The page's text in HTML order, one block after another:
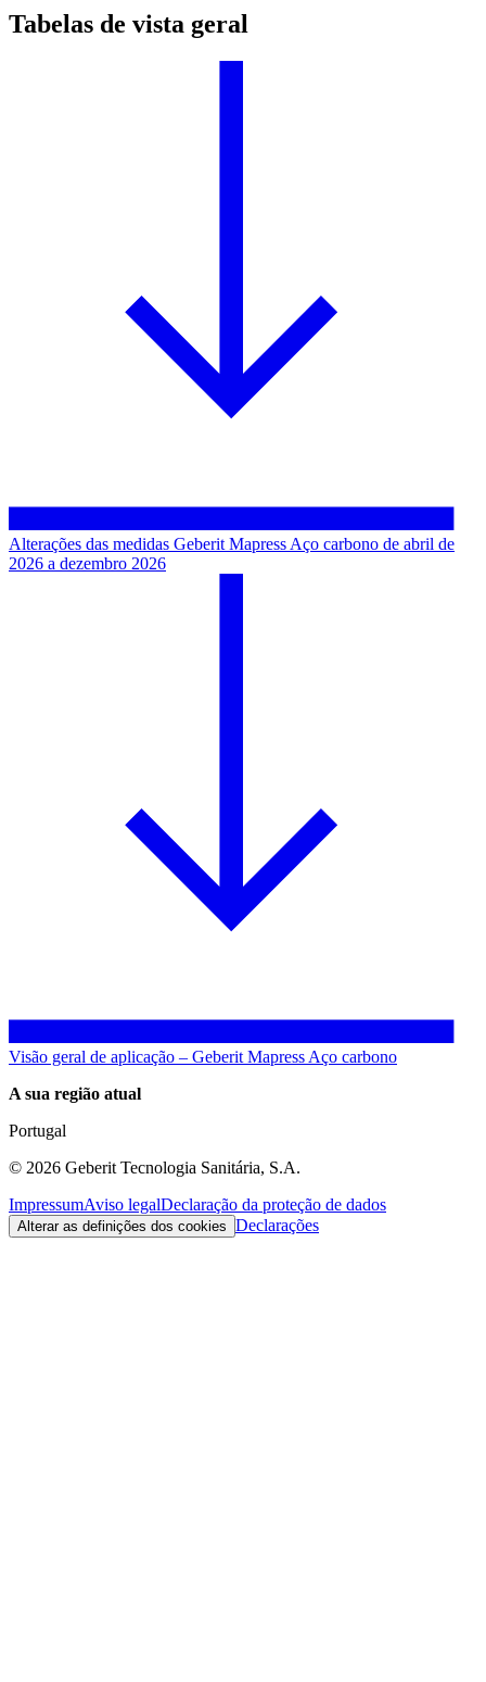
Tabelas de vista geral
Alterações das medidas Geberit Mapress Aço carbono de abril de
2026 a dezembro 2026
Visão geral de aplicação – Geberit Mapress Aço carbono
A sua região atual
Portugal
© 2026 Geberit Tecnologia Sanitária, S.A.
ImpressumAviso legalDeclaração da proteção de dados
Alterar as definições dos cookies Declarações